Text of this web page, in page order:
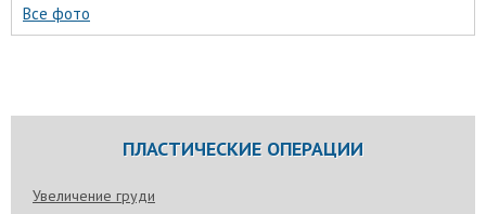
Все фото
ПЛАСТИЧЕСКИЕ ОПЕРАЦИИ
Увеличение груди